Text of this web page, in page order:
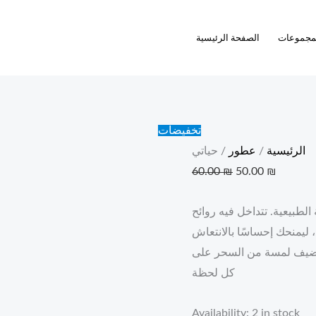
الصفحة الرئيسية
تخفيضات
الرئيسية / عطور / حياتي
60.00₪ 50.00 ₪
تتداخل فيه روائح
ليمنحك إحساسًا بالانتعاش
لمسة من السحر على
كل لحظة
Availability: 2 in stock